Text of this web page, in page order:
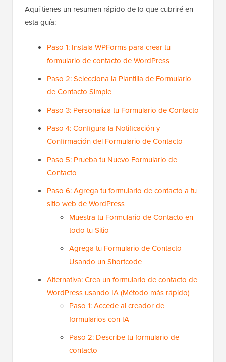
Aquí tienes un resumen rápido de lo que cubriré en
esta guía:
Paso 1: Instala WPForms para crear tu
formulario de contacto de WordPress
Paso 2: Selecciona la Plantilla de Formulario
de Contacto Simple
Paso 3: Personaliza tu Formulario de Contacto
Paso 4: Configura la Notificación y
Confirmación del Formulario de Contacto
Paso 5: Prueba tu Nuevo Formulario de
Contacto
Paso 6: Agrega tu formulario de contacto a tu
sitio web de WordPress
Muestra tu Formulario de Contacto en
todo tu Sitio
Agrega tu Formulario de Contacto
Usando un Shortcode
Alternativa: Crea un formulario de contacto de
WordPress usando IA (Método más rápido)
Paso 1: Accede al creador de
formularios con IA
Paso 2: Describe tu formulario de
contacto